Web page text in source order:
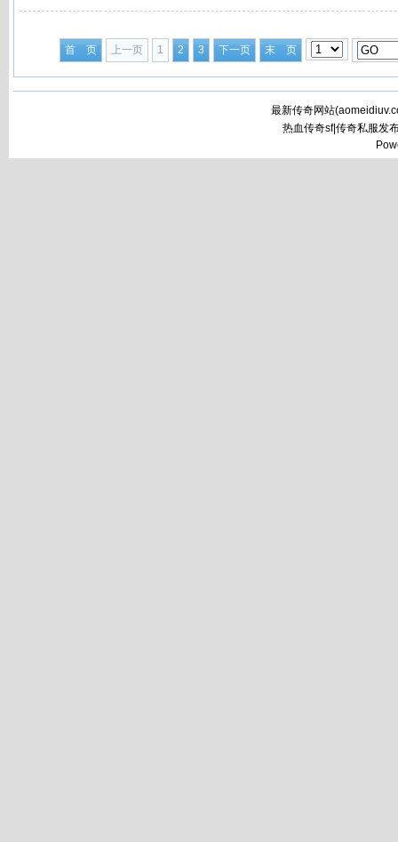
首 页 上一页 1 2 3 下一页 末 页
最新传奇网站(
热血传奇sf|传奇私服发